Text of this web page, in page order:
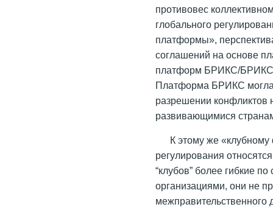
противовес
глобального
платформы»,
соглашений на основе
платформ БРИКС/
Платформа БРИКС
разрешении конфликтов
развивающимися
К этому же «клубному
регулирования
“клубов” более гибкие
организациями, они не
межправительственного